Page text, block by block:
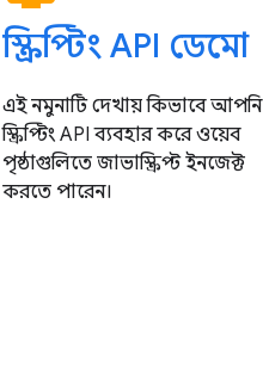
স্ক্রিপ্টিং API ডেমো
এই নমুনাটি দেখায় কিভাবে আপনি
স্ক্রিপ্টিং API ব্যবহার করে ওয়েব
পৃষ্ঠাগুলিতে জাভাস্ক্রিপ্ট ইনজেক্ট
করতে পারেন।